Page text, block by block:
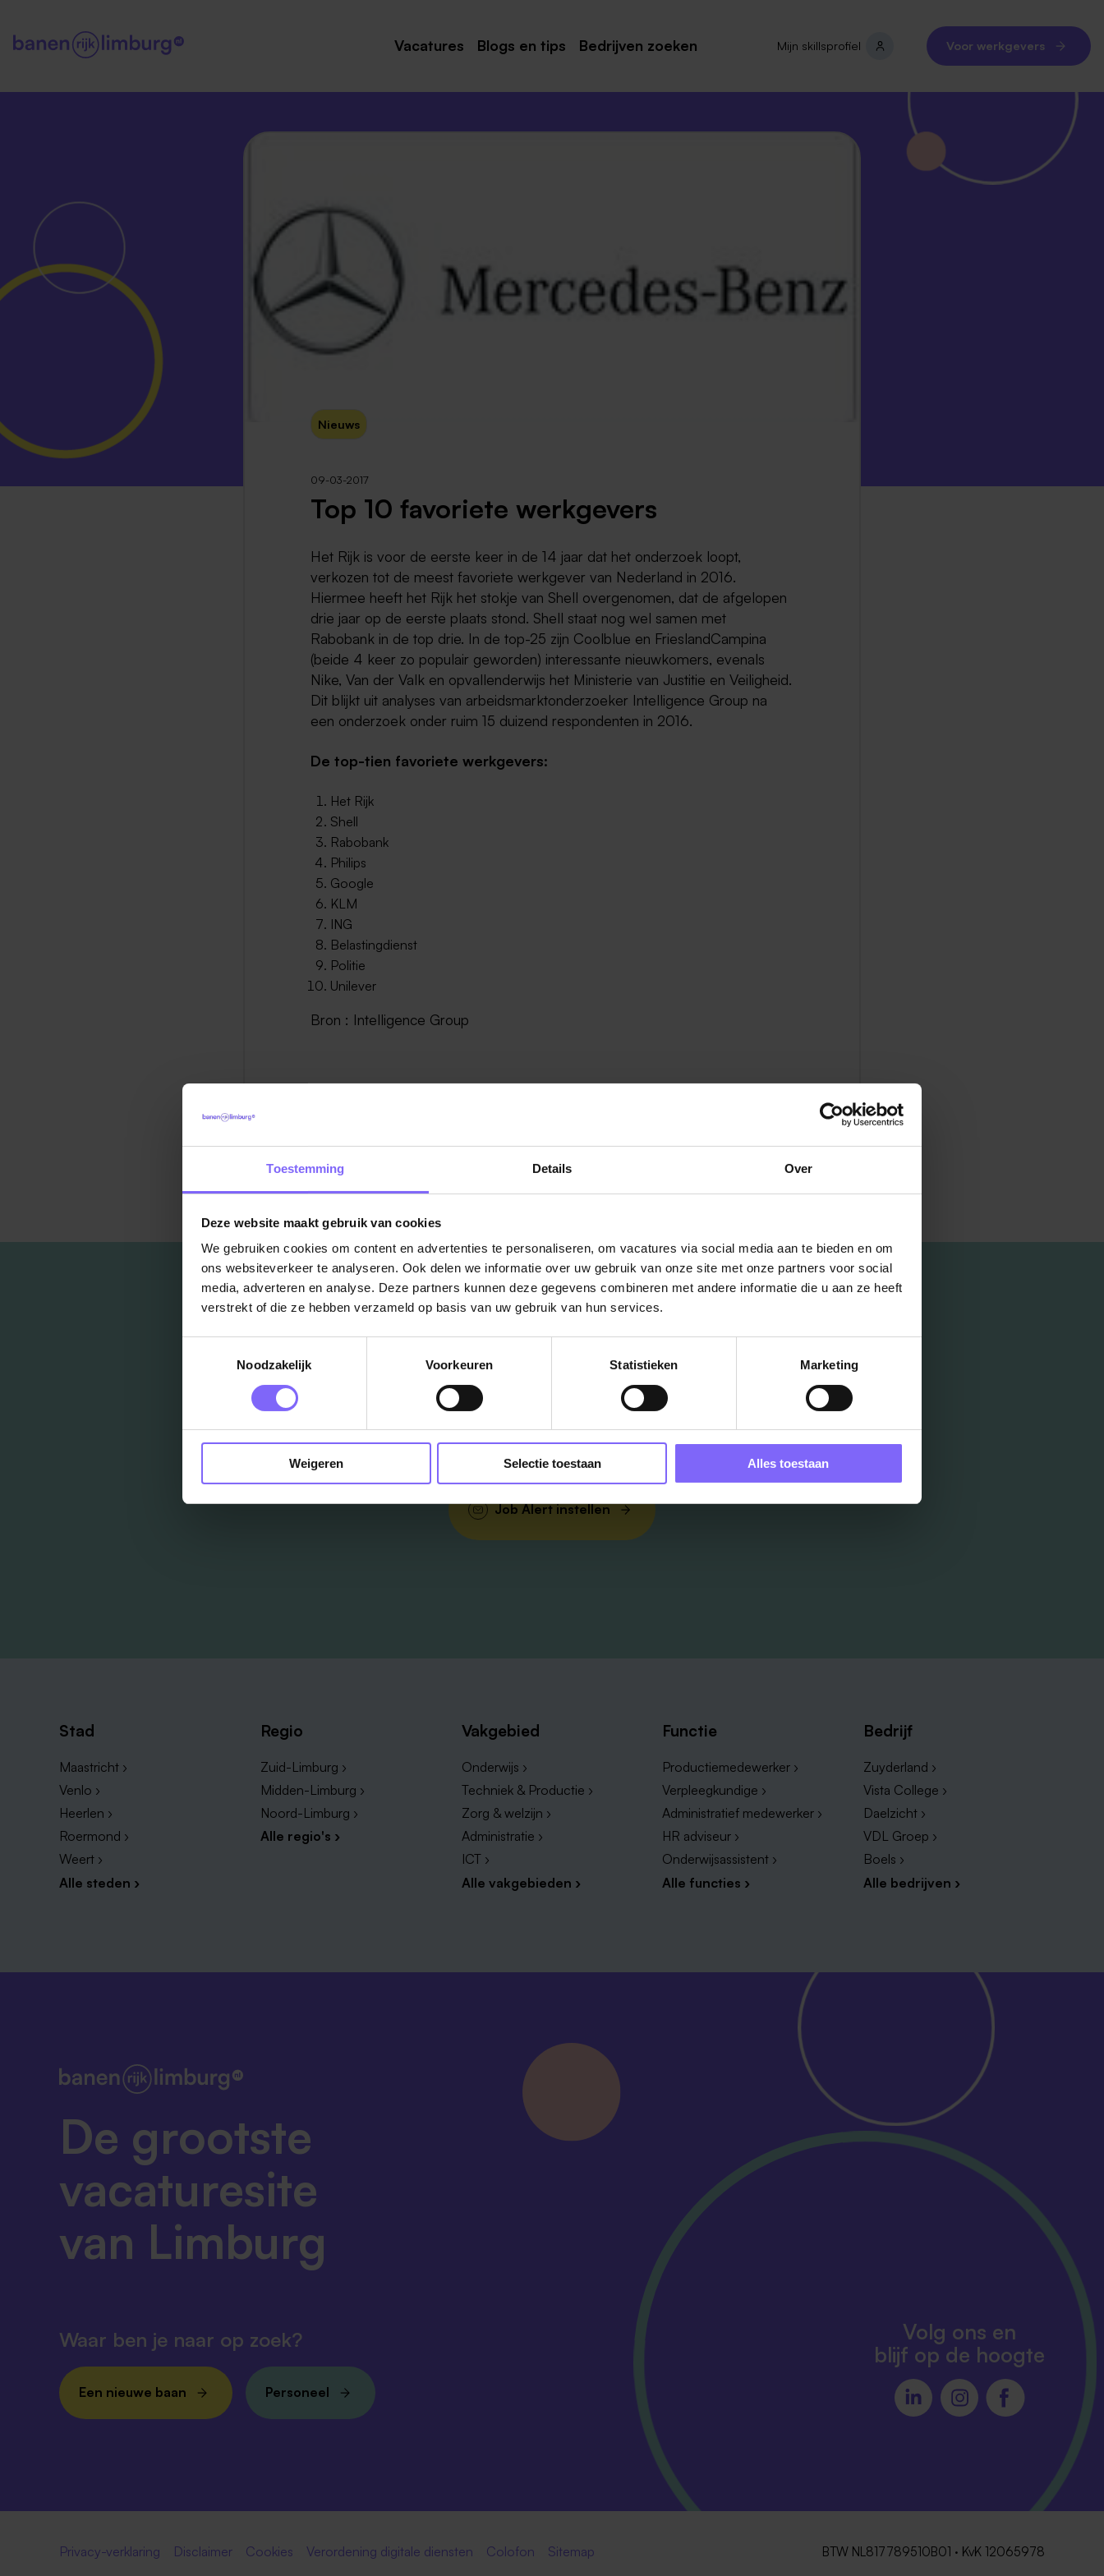
Toestemming Details Over
Deze website maakt gebruik van cookies
We gebruiken cookies om content en advertenties te personaliseren, om vacatures via social media aan te bieden en om
ons websiteverkeer te analyseren. Ook delen we informatie over uw gebruik van onze site met onze partners voor social
media, adverteren en analyse. Deze partners kunnen deze gegevens combineren met andere informatie die u aan ze heeft
verstrekt of die ze hebben verzameld op basis van uw gebruik van hun services.
Noodzakelijk
Voorkeuren Statistieken Marketing
Weigeren Selectie toestaan Alles toestaan
Vacatures
Maastricht
Roermond
Midden-Limburg
Blogs en tips Bedrijven zoeken Mijn skillsprofiel Voor werkgevers
Nieuws
09-03-2017
Top 10 favoriete werkgevers
Het Rijk is voor de eerste keer in de 14 jaar dat het onderzoek loopt,
verkozen tot de meest favoriete werkgever van Nederland in 2016.
Hiermee heeft het Rijk het stokje van Shell overgenomen, dat de afgelopen
drie jaar op de eerste plaats stond. Shell staat nog wel samen met
Rabobank in de top drie. In de top-25 zijn Coolblue en FrieslandCampina
(beide 4 keer zo populair geworden) interessante nieuwkomers, evenals
Nike, Van der Valk en opvallenderwijs het Ministerie van Justitie en Veiligheid.
Dit blijkt uit analyses van arbeidsmarktonderzoeker Intelligence Group na
een onderzoek onder ruim 15 duizend respondenten in 2016.
De top-tien favoriete werkgevers:
Het Rijk
Shell
Rabobank
Philips
Google
KLM
ING
Belastingdienst
Politie
Unilever
Bron : Intelligence Group
Terug naar alle items
Vacatures
in je mailbox?
Job Alert instellen
Stad
Maastricht ›
Venlo ›
Heerlen ›
Roermond ›
Weert ›
Alle steden ›
Regio
Zuid-Limburg ›
Midden-Limburg ›
Noord-Limburg ›
Alle regio's ›
Vakgebied
Onderwijs ›
Techniek & Productie ›
Zorg & welzijn ›
Administratie ›
ICT ›
Alle vakgebieden ›
Functie
Productiemedewerker ›
Verpleegkundige ›
Administratief medewerker ›
HR adviseur ›
Onderwijsassistent ›
Alle functies ›
Bedrijf
Zuyderland ›
Vista College ›
Daelzicht ›
VDL Groep ›
Boels ›
Alle bedrijven ›
De grootste
vacaturesite
van Limburg
Waar ben je naar op zoek?
Een nieuwe baan Personeel
Volg ons en
blijf op de hoogte
Privacy-verklaring Disclaimer Cookies Verordening digitale diensten Colofon Sitemap BTW NL817789510B01 · KvK 12065978